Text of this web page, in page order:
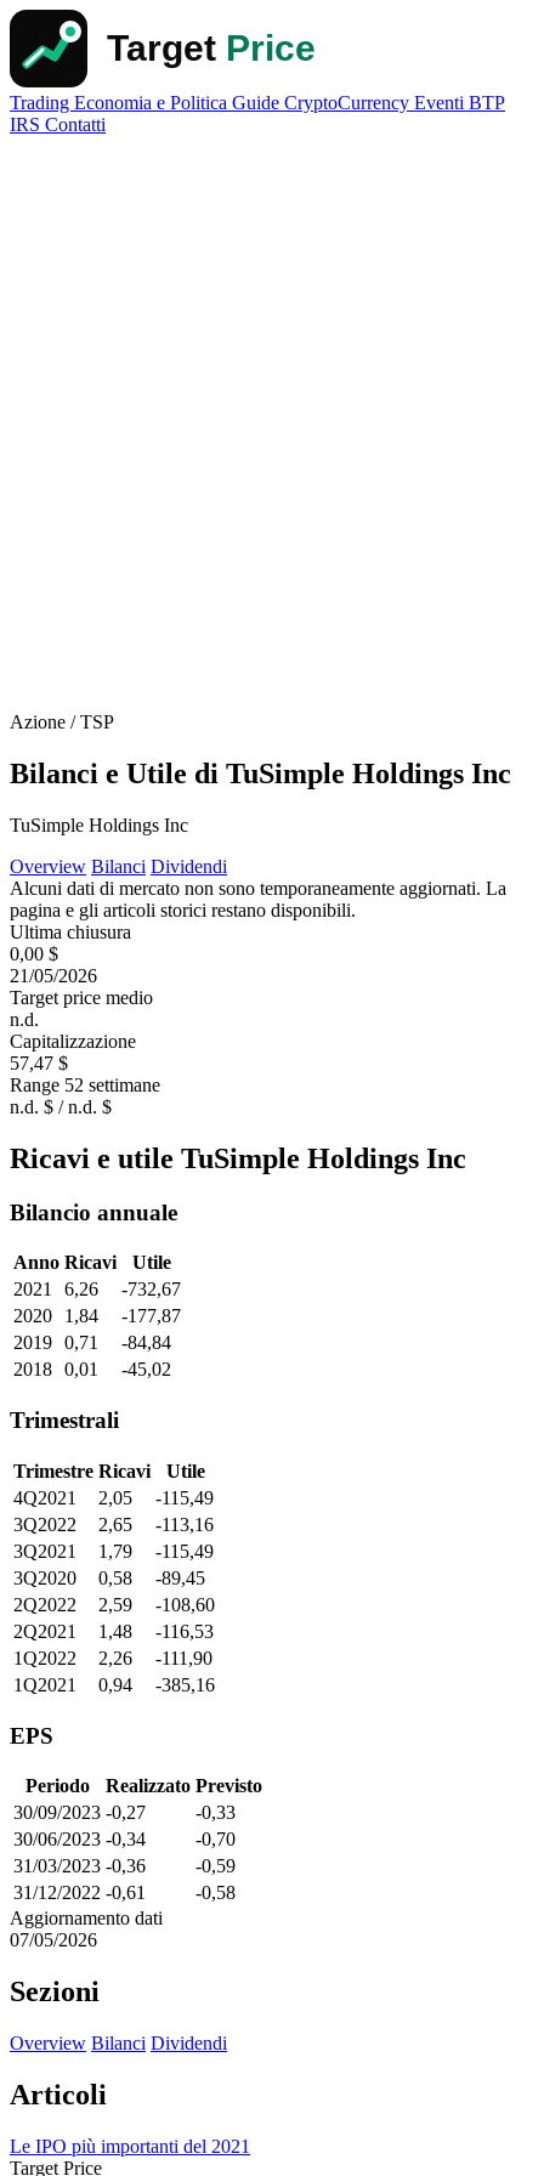
Trading Economia e Politica Guide CryptoCurrency Eventi BTP
IRS Contatti
Azione / TSP
Bilanci e Utile di TuSimple Holdings Inc
TuSimple Holdings Inc
Overview Bilanci Dividendi
Alcuni dati di mercato non sono temporaneamente aggiornati. La
pagina e gli articoli storici restano disponibili.
Ultima chiusura
0,00 $
21/05/2026
Target price medio
n.d.
Capitalizzazione
57,47 $
Range 52 settimane
n.d. $ / n.d. $
Ricavi e utile TuSimple Holdings Inc
Bilancio annuale
Anno Ricavi
Utile
2021
6,26
-732,67
2020
1,84
-177,87
2019 0,71
-84,84
2018 0,01 -45,02
Trimestrali
Trimestre Ricavi
Utile
4Q2021
2,05
-115,49
3Q2022
2,65
-113,16
3Q2021
1,79
-115,49
3Q2020
0,58
-89,45
2Q2022
2,59
-108,60
2Q2021
1,48
-116,53
1Q2022
2,26
-111,90
1Q2021
0,94 -385,16
EPS
Periodo Realizzato Previsto
30/09/2023 -0,27
-0,33
30/06/2023 -0,34
-0,70
31/03/2023 -0,36
-0,59
31/12/2022 -0,61
-0,58
Aggiornamento dati
07/05/2026
Sezioni
Overview Bilanci Dividendi
Articoli
Le IPO più importanti del 2021
Target Price